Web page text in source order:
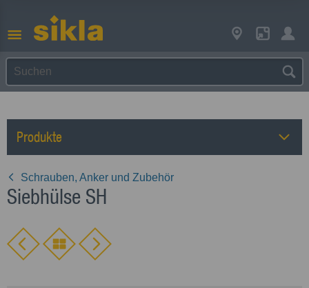
Produkte
Schrauben, Anker und Zubehör
Siebhülse SH